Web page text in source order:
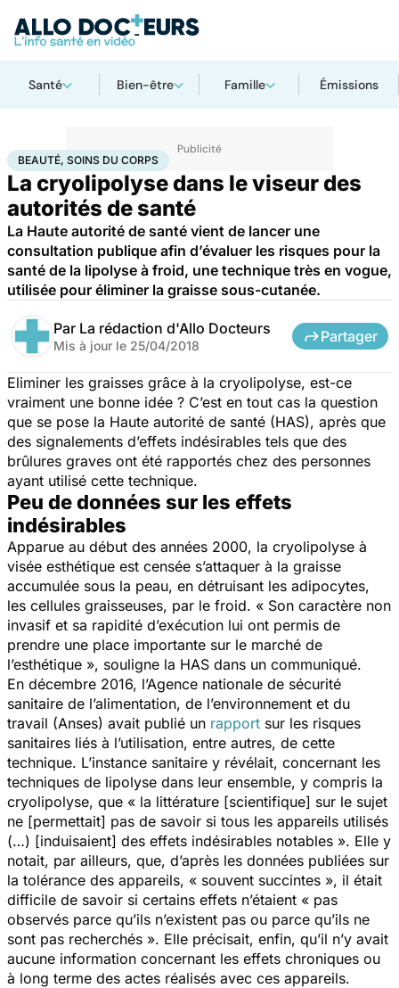
Santé Bien-être Famille Émissions
AccueilBien-être Beauté, soins du corps
BEAUTÉ, SOINS DU CORPS
La cryolipolyse dans le viseur des
autorités de santé
La Haute autorité de santé vient de lancer une
consultation publique afin d’évaluer les risques pour la
santé de la lipolyse à froid, une technique très en vogue,
utilisée pour éliminer la graisse sous-cutanée.
Par La rédaction d'Allo Docteurs
Mis à jour le 25/04/2018
Partager
Eliminer les graisses grâce à la cryolipolyse, est-ce
vraiment une bonne idée ? C’est en tout cas la question
que se pose la Haute autorité de santé (HAS), après que
des signalements d’effets indésirables tels que des
brûlures graves ont été rapportés chez des personnes
ayant utilisé cette technique.
Peu de données sur les effets
indésirables
Apparue au début des années 2000, la cryolipolyse à
visée esthétique est censée s’attaquer à la graisse
accumulée sous la peau, en détruisant les adipocytes,
les cellules graisseuses, par le froid. « Son caractère non
invasif et sa rapidité d’exécution lui ont permis de
prendre une place importante sur le marché de
l’esthétique », souligne la HAS dans un communiqué.
En décembre 2016, l’Agence nationale de sécurité
sanitaire de l’alimentation, de l’environnement et du
travail (Anses) avait publié un rapport sur les risques
sanitaires liés à l’utilisation, entre autres, de cette
technique. L’instance sanitaire y révélait, concernant les
techniques de lipolyse dans leur ensemble, y compris la
cryolipolyse, que « la littérature [scientifique] sur le sujet
ne [permettait] pas de savoir si tous les appareils utilisés
(…) [induisaient] des effets indésirables notables ». Elle y
notait, par ailleurs, que, d’après les données publiées sur
la tolérance des appareils, « souvent succintes », il était
difficile de savoir si certains effets n’étaient « pas
observés parce qu’ils n’existent pas ou parce qu’ils ne
sont pas recherchés ». Elle précisait, enfin, qu’il n’y avait
aucune information concernant les effets chroniques ou
à long terme des actes réalisés avec ces appareils.